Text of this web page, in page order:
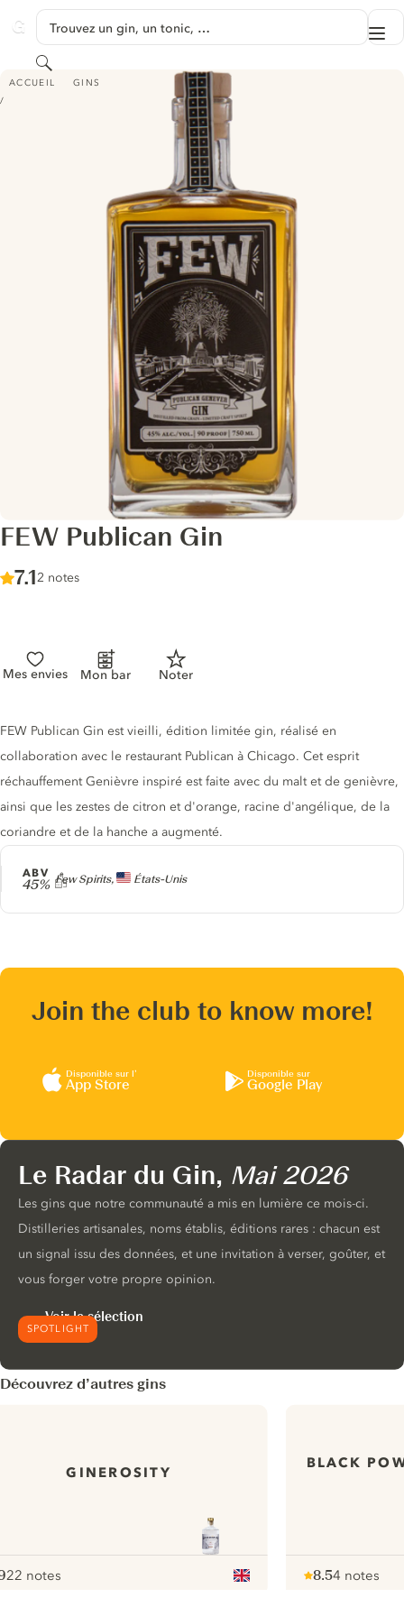
GINVENTORY
Trouvez un gin, un tonic, …
Rechercher
ACCUEIL GINS
FEW PUBLICAN GIN
FEW Publican Gin
Score :
7.1/ 10
2 notes
Mes envies Mon bar Noter
Producteur
Few Spirits, États-Unis
ABV
45%
Description du gin
FEW Publican Gin est vieilli, édition limitée gin, réalisé en
collaboration avec le restaurant Publican à Chicago. Cet esprit
réchauffement Genièvre inspiré est faite avec du malt et de genièvre,
ainsi que les zestes de citron et d'orange, racine d'angélique, de la
coriandre et de la hanche a augmenté.
Join the club to know more!
Disponible sur l’
App Store
Disponible sur
Google Play
SPOTLIGHT
Le Radar du Gin, Mai 2026
Les gins que notre communauté a mis en lumière ce mois-ci.
Distilleries artisanales, noms établis, éditions rares : chacun est
un signal issu des données, et une invitation à verser, goûter, et
vous forger votre propre opinion.
Voir la sélection
Découvrez d’autres gins
GINEROSITY
22 notes
BLACK
8.54 notes